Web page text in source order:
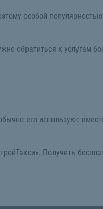
особой
обратиться к услугам
его используют
Получить